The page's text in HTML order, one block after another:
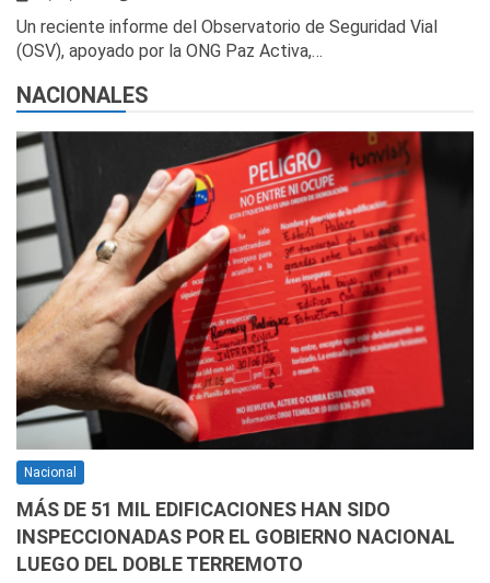
Un reciente informe del Observatorio de Seguridad Vial
(OSV), apoyado por la ONG Paz Activa,…
NACIONALES
Nacional
MÁS DE 51 MIL EDIFICACIONES HAN SIDO
INSPECCIONADAS POR EL GOBIERNO NACIONAL
LUEGO DEL DOBLE TERREMOTO